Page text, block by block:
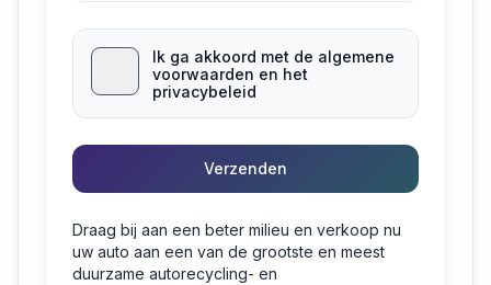
Ik ga akkoord met de algemene
voorwaarden en het
privacybeleid
Verzenden
Draag bij aan een beter milieu en verkoop nu
uw auto aan een van de grootste en meest
duurzame autorecycling- en